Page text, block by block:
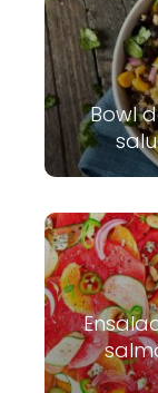
Bowl